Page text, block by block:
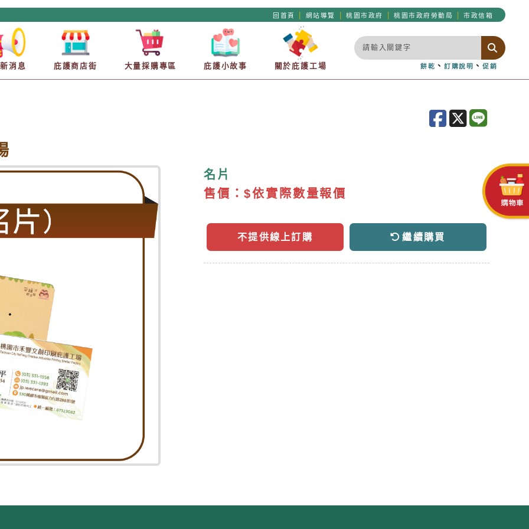
回首頁 網站導覽 桃園市政府 桃園市政府勞動局 市政信箱
消息 庇護商店街 大量採購專區 庇護小故事 關於庇護工場 餅乾 、訂購說明 、促銷
名片
售價：$依實際數量報價
不提供線上訂購 繼續購買